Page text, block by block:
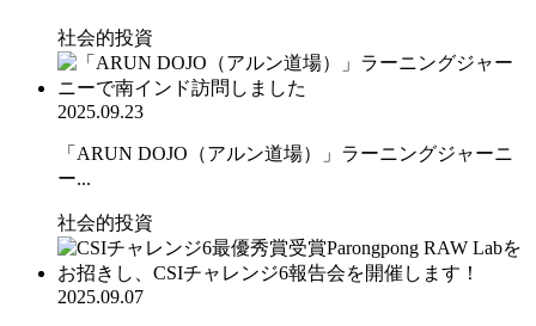
社会的投資
2025.09.23
「ARUN DOJO（アルン道場）」ラーニングジャーニ
ー...
社会的投資
2025.09.07